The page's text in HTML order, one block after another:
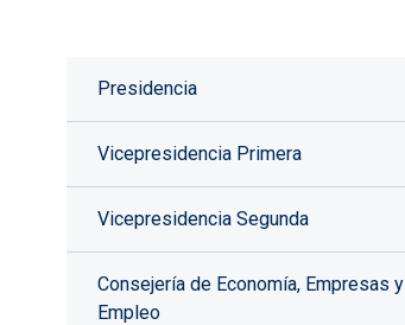
Presidencia
Vicepresidencia Primera
Vicepresidencia Segunda
Consejería de Economía, Empresas y
Empleo